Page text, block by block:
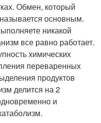
Обмен, который
основным.
никакой
все равно работает.
химических
переваренных
продуктов
делится на 2
и